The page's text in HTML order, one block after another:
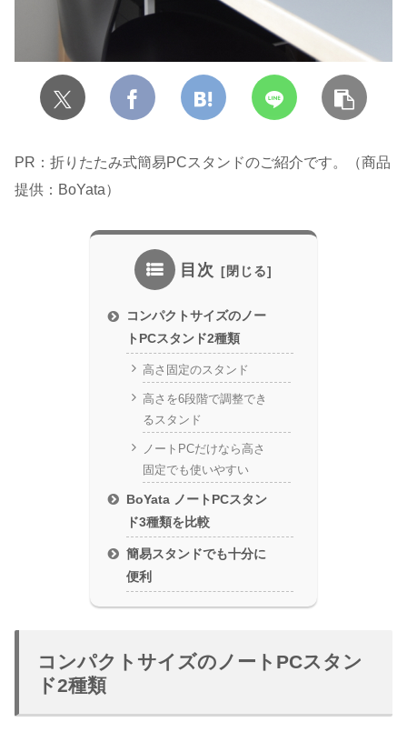
PR：折りたたみ式簡易PCスタンドのご紹介です。（商品
提供：BoYata）
目次
コンパクトサイズのノー
トPCスタンド2種類
高さ固定のスタンド
高さを6段階で調整でき
るスタンド
ノートPCだけなら高さ
固定でも使いやすい
BoYata ノートPCスタン
ド3種類を比較
簡易スタンドでも十分に
便利
コンパクトサイズのノートPCスタン
ド2種類